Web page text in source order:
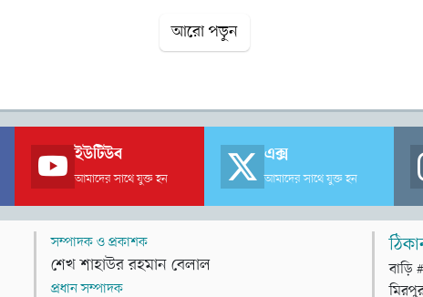
আরো পড়ুন
ইউটিউব
আমাদের সাথে যুক্ত হন
এক্স
আমাদের সাথে যুক্ত হন
সম্পাদক ও প্রকাশক
শেখ শাহাউর রহমান বেলাল
প্রধান সম্পাদক
বাড়ি